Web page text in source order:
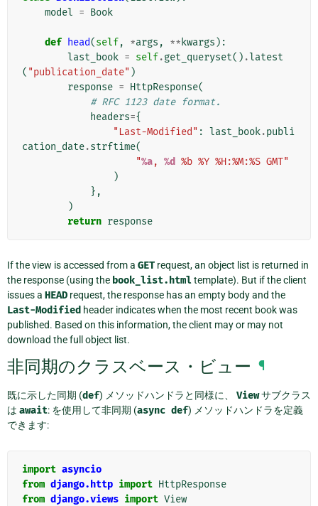
model = Book
def head(self, *args , ** kwargs ):
last_book = self.get_queryset() .latest
( "publication_date" )
response = HttpResponse(
# RFC 1123 date format.
headers={
"Last-Modified" : last_book.publi
cation_date.strftime(
"%a, %d %b %Y %H:%M:%S GMT"
)
},
)
return response
If the view is accessed from a GET request, an object list is returned in
the response (using the book_list.htmltemplate). But if the client
issues a HEAD request, the response has an empty body and the
Last-Modified header indicates when the most recent book was
published. Based on this information, the client may or may not
download the full object list.
非同期のクラスベース・ビュー ¶
既に示した同期 (def) メソッドハンドラと同様に、 Viewサブクラス
は await: を使用して非同期 (async def) メソッドハンドラを定義
できます:
import asyncio
from django.http import HttpResponse
from django.views import View